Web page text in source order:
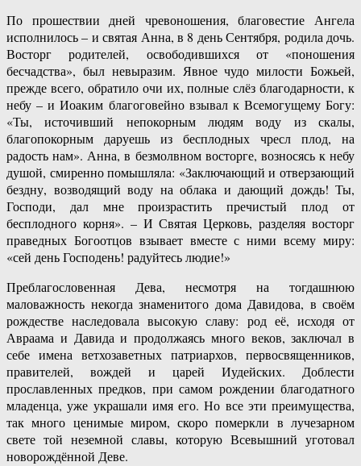
По прошествии дней чревоношения, благовестие Ангела
исполнилось – и святая Анна, в 8 день Сентября, родила дочь.
Восторг родителей, освободившихся от «поношения
бесчадства», был невыразим. Явное чудо милости Божьей,
прежде всего, обратило очи их, полные слёз благодарности, к
небу – и Иоаким благоговейно взывал к Всемогущему Богу:
«Ты, источивший непокорным людям воду из скалы,
благопокорным даруешь из бесплодных чресл плод, на
радость нам». Анна, в безмолвном восторге, возносясь к небу
душой, смиренно помышляла: «Заключающий и отверзающий
бездну, возводящий воду на облака и дающий дождь! Ты,
Господи, дал мне произрастить пречистый плод от
бесплодного корня». – И Святая Церковь, разделяя восторг
праведных Богоотцов взывает вместе с ними всему миру:
«сей день Господень! радуйтесь людие!»
Преблагословенная Дева, несмотря на тогдашнюю
маловажность некогда знаменитого дома Давидова, в своём
рождестве наследовала высокую славу: род её, исходя от
Авраама и Давида и продолжаясь много веков, заключал в
себе имена ветхозаветных патриархов, первосвященников,
правителей, вождей и царей Иудейских. Доблести
прославленных предков, при самом рождении благодатного
младенца, уже украшали имя его. Но все эти преимущества,
так много ценимые миром, скоро померкли в лучезарном
свете той неземной славы, которую Всевышний уготовал
новорождённой Деве.